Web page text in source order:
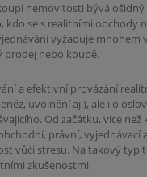
nemovitosti bývá
kdo se s realitními obchody
vyžaduje mnohem
prodej nebo koupě.
a efektivní provázání
uvolnění aj.), ale i o
Od začátku, více než
právní, vyjednávací
vůči stresu. Na takový typ
zkušenostmi.